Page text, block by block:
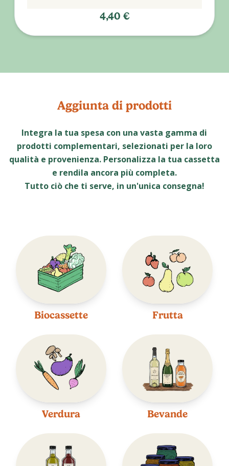
4,40 €
Aggiunta di prodotti
Integra la tua spesa con una vasta gamma di
prodotti complementari, selezionati per la loro
qualità e provenienza. Personalizza la tua cassetta
e rendila ancora più completa.
Tutto ciò che ti serve, in un'unica consegna!
Biocassette Frutta
Verdura Bevande